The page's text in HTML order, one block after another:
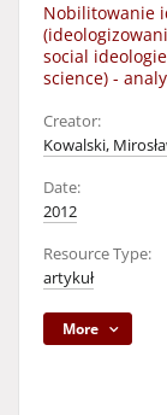
Nobilitowanie
social
science) -
Creator:
Kowalski,
Date:
2012
Resource Type:
artykuł
More